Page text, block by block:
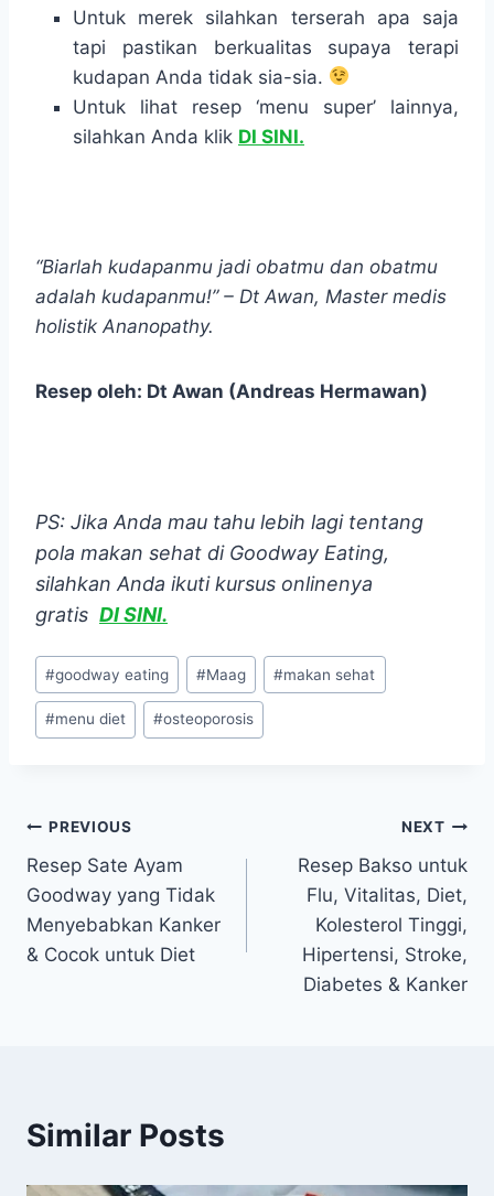
Untuk merek silahkan terserah apa saja
tapi pastikan berkualitas supaya terapi
kudapan Anda tidak sia-sia.
Untuk lihat resep ‘menu super’ lainnya,
silahkan Anda klik DI SINI.
“Biarlah kudapanmu jadi obatmu dan obatmu
adalah kudapanmu!” – Dt Awan, Master medis
holistik Ananopathy.
Resep oleh: Dt Awan (Andreas Hermawan)
PS: Jika Anda mau tahu lebih lagi tentang
pola makan sehat di Goodway Eating,
silahkan Anda ikuti kursus onlinenya
gratis DI SINI.
Post
Tags:
#goodway eating #Maag #makan sehat
#menu diet #osteoporosis
Navigasi
pos
PREVIOUS
Resep Sate Ayam
Goodway yang Tidak
Menyebabkan Kanker
& Cocok untuk Diet
NEXT
Resep Bakso untuk
Flu, Vitalitas, Diet,
Kolesterol Tinggi,
Hipertensi, Stroke,
Diabetes & Kanker
Similar Posts